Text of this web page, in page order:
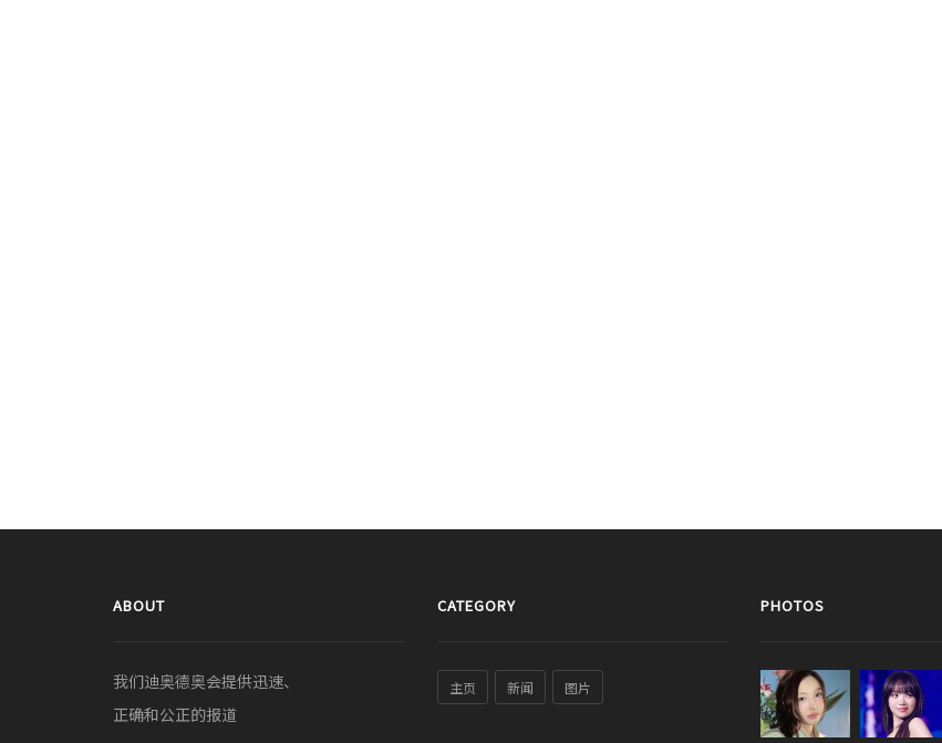
ABOUT
我们迪奥德奥会提供迅速、
正确和公正的报道
CATEGORY
主页 新闻 图片
PHOTOS